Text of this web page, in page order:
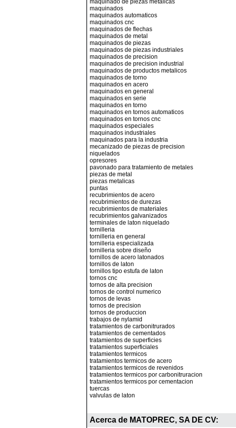
maquinado de piezas metalicas
maquinados
maquinados automaticos
maquinados cnc
maquinados de flechas
maquinados de metal
maquinados de piezas
maquinados de piezas industriales
maquinados de precision
maquinados de precision industrial
maquinados de productos metalicos
maquinados de torno
maquinados en acero
maquinados en general
maquinados en serie
maquinados en torno
maquinados en tornos automaticos
maquinados en tornos cnc
maquinados especiales
maquinados industriales
maquinados para la industria
mecanizado de piezas de precision
niquelados
opresores
pavonado para tratamiento de metales
piezas de metal
piezas metalicas
puntas
recubrimientos de acero
recubrimientos de durezas
recubrimientos de materiales
recubrimientos galvanizados
terminales de laton niquelado
tornilleria
tornilleria en general
tornilleria especializada
tornilleria sobre diseño
tornillos de acero latonados
tornillos de laton
tornillos tipo estufa de laton
tornos cnc
tornos de alta precision
tornos de control numerico
tornos de levas
tornos de precision
tornos de produccion
trabajos de nylamid
tratamientos de carbonitrurados
tratamientos de cementados
tratamientos de superficies
tratamientos superficiales
tratamientos termicos
tratamientos termicos de acero
tratamientos termicos de revenidos
tratamientos termicos por carbonitruracion
tratamientos termicos por cementacion
tuercas
valvulas de laton
Acerca de MATOPREC, SA DE CV: